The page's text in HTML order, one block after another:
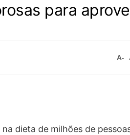
para
A-
dieta de milhões de